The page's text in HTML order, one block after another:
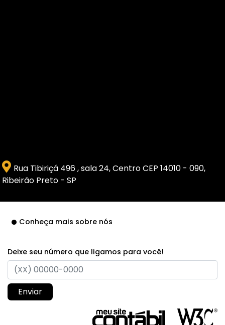
Rua Tibiriçá 496 , sala 24, Centro CEP 14010 - 090,
Ribeirão Preto - SP
Conheça mais sobre nós
Deixe seu número que ligamos para você!
Enviar